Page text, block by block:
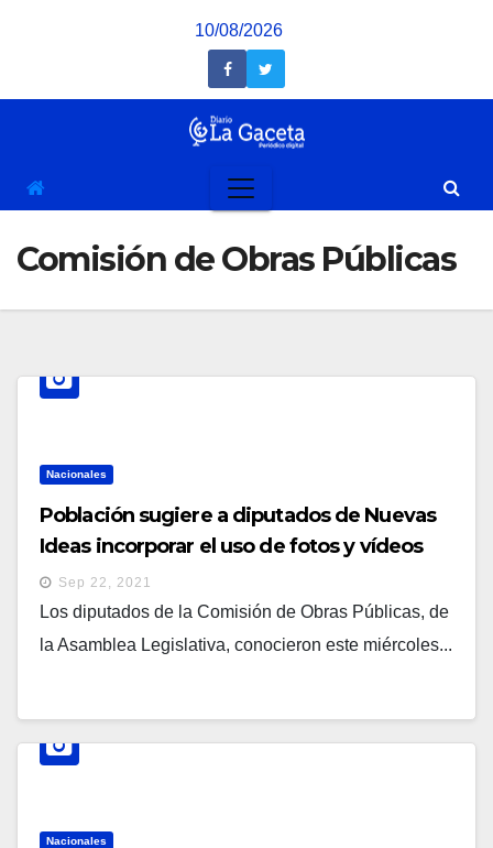
10/08/2026
Comisión de Obras Públicas
Nacionales
Población sugiere a diputados de Nuevas
Ideas incorporar el uso de fotos y vídeos
como pruebas en accidentes de tránsito
Sep 22, 2021
Los diputados de la Comisión de Obras Públicas, de
la Asamblea Legislativa, conocieron este miércoles...
Nacionales